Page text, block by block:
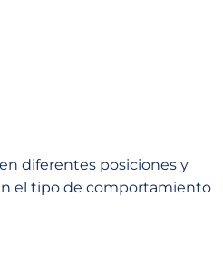
diferentes posiciones y
el tipo de comportamiento